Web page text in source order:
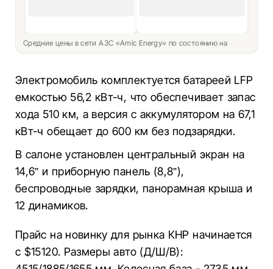
Средние цены в сети АЗС «Amic Energy» по состоянию на
Электромобиль комплектуется батареей LFP
емкостью 56,2 кВт-ч, что обеспечивает запас
хода 510 км, а версия с аккумулятором на 67,1
кВт-ч обещает до 600 км без подзарядки.
В салоне установлен центральный экран на
14,6” и приборную панель (8,8”),
беспроводные зарядки, панорамная крыша и
12 динамиков.
Прайс на новинку для рынка КНР начинается
с $15120. Размеры авто (Д/Ш/В):